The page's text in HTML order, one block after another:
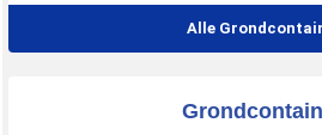
Alle